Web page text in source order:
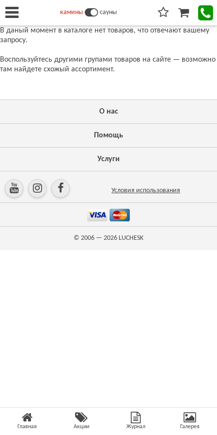
камины сауны
В даный момент в каталоге нет товаров, что отвечают вашему
запросу.
Воспользуйтесь другими групами товаров на сайте — возможно
там найдете схожый ассортимент.
О нас
Помощь
Услуги
Условия использования
© 2006 — 2026 LUCHESK
Главная Акции Журнал Галерея